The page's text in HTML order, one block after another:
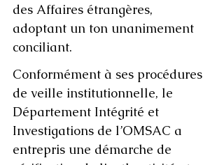
des Affaires étrangères,
adoptant un ton unanimement
conciliant.
Conformément à ses procédures
de veille institutionnelle, le
Département Intégrité et
Investigations de l’OMSAC a
entrepris une démarche de